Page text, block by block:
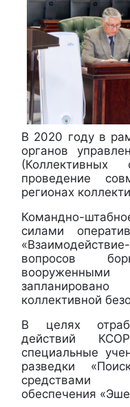
В 2020 году в
органов
проведение
регионах
Командно-
силами
вопросов
коллективной
В целях
действий
специальные
разведки
средствами
обеспечения